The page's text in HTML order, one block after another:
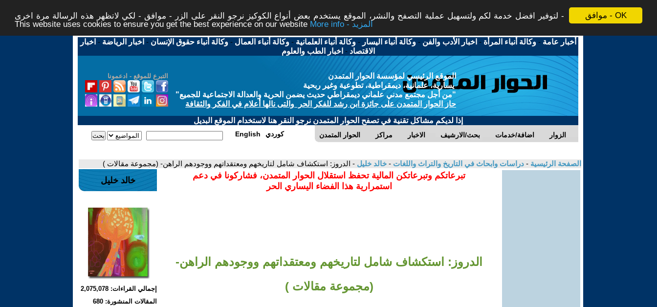
موافق - OK
لتوفير افضل خدمة لكم ولتسهيل عملية التصفح والنشر، الموقع يستخدم بعض أنواع الكوكيز نرجو النقر على الزر - موافق - لكي لاتظهر هذه الرسالة مرة اخرى -
This website uses cookies to ensure you get the best experience on our website
More info - المزيد
أخبار عامة -وكالة أنباء المرأة - اخبار الأدب والفن -وكالة أنباء اليسار -وكالة أنباء العلمانية -وكالة أنباء العمال -وكالة أنباء حقوق الإنسان - اخبار الرياضة - اخبار
الاقتصاد - اخبار الطب والعلوم
التبرع للموقع - ادعمونا
الموقع الرئيسي لمؤسسة الحوار المتمدن
يسارية، علمانية، ديمقراطية، تطوعية وغير ربحية
"من أجل مجتمع مدني علماني ديمقراطي حديث يضمن الحرية والعدالة الاجتماعية للجميع"
حاز الحوار المتمدن على جائزة ابن رشد للفكر الحر والتى نالها أعلام في الفكر والثقافة
إذا لديكم مشاكل تقنية في تصفح الحوار المتمدن نرجو النقر هنا لاستخدام الموقع البديل
الحوار المتمدن مراكز الاخبار بحث/الارشيف اضافة/خدمات الزوار English كوردي
الصفحة الرئيسية - دراسات وابحاث في التاريخ والتراث واللغات - خالد خليل - الدروز: استكشاف شامل لتاريخهم ومعتقداتهم ووجودهم الراهن- (مجموعة مقالات )
تبرعاتكم وتبرعاتكن المالية تحفظ استقلال الحوار المتمدن، فشاركونا في دعم
استمرارية هذا الفضاء اليساري الحر
الدروز: استكشاف شامل لتاريخهم ومعتقداتهم ووجودهم الراهن-
(مجموعة مقالات )
خالد خليل
إجمالي القراءات: 2,075,078
المقالات المنشورة: 680